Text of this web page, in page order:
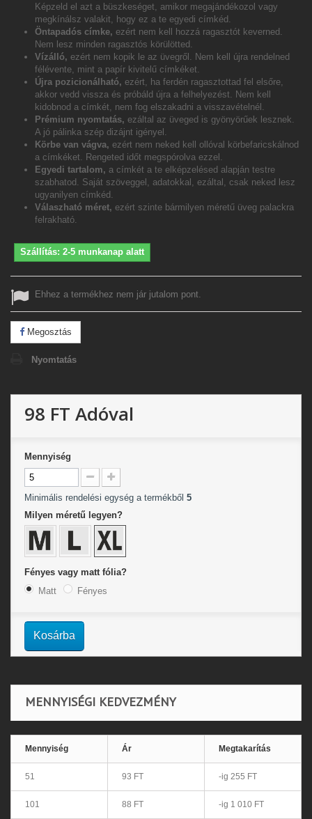
Képzeld el azt a büszkeséget, amikor megajándékozol vagy
megkínálsz valakit, hogy ez a te egyedi címkéd.
Öntapadós címke, ezért nem kell hozzá ragasztót keverned.
Nem lesz minden ragasztós körülötted.
Vízálló, ezért nem kopik le az üvegről. Nem kell újra rendelned
félévente, mint a papír kivitelű címkéket.
Újra pozicionálható, ezért, ha ferdén ragasztottad fel elsőre,
akkor vedd vissza és próbáld újra a felhelyezést. Nem kell
kidobnod a címkét, nem fog elszakadni a visszavételnél.
Prémium nyomtatás, ezáltal az üveged is gyönyörűek lesznek.
A jó pálinka szép dizájnt igényel.
Körbe van vágva, ezért nem neked kell ollóval körbefaricskálnod
a címkéket. Rengeted időt megspórolva ezzel.
Egyedi tartalom, a címkét a te elképzelésed alapján testre
szabhatod. Saját szöveggel, adatokkal, ezáltal, csak neked lesz
ugyanilyen címkéd.
Válaszható méret, ezért szinte bármilyen méretű üveg palackra
felrakható.
Szállítás: 2-5 munkanap alatt
Ehhez a termékhez nem jár jutalom pont.
Megosztás
Nyomtatás
98 FT Adóval
Mennyiség
Minimális rendelési egység a termékből 5
Milyen méretű legyen?
Fényes vagy matt fólia?
Matt
Fényes
Kosárba
MENNYISÉGI KEDVEZMÉNY
Mennyiség Ár Megtakarítás
51 93 FT -ig 255 FT
101 88 FT -ig 1 010 FT